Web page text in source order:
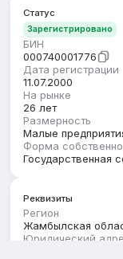
Статус
Зарегистрировано
БИН
000740001776
Дата регистрации
11.07.2000
На рынке
26 лет
Размерность
Малые
Форма
Государственная
Реквизиты
Регион
Жамбылская
Юридический